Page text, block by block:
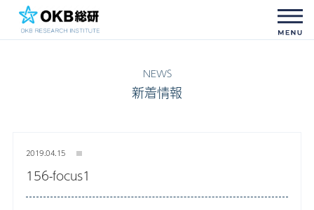
新着情報
2019.04.15
156-focus1